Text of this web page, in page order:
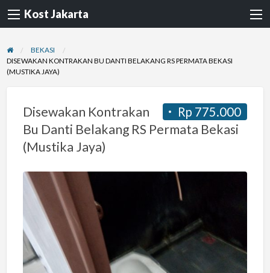
Kost Jakarta
BEKASI
DISEWAKAN KONTRAKAN BU DANTI BELAKANG RS PERMATA BEKASI
(MUSTIKA JAYA)
Rp 775.000
Disewakan Kontrakan
Bu Danti Belakang RS Permata Bekasi
(Mustika Jaya)